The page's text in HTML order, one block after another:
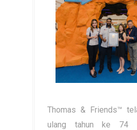
Thomas & Friends™
ulang tahun ke 74